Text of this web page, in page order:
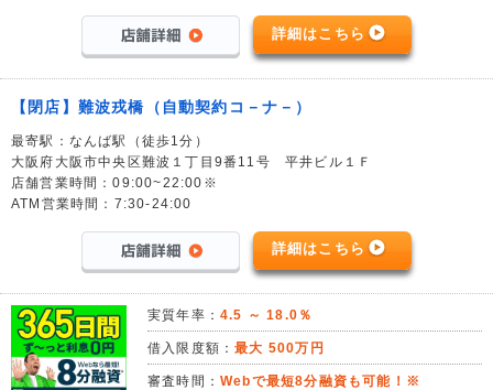
詳細はこちら
【閉店】難波戎橋（自動契約コ－ナ－）
最寄駅：なんば駅（徒歩1分）
大阪府大阪市中央区難波１丁目9番11号 平井ビル１Ｆ
店舗営業時間：09:00~22:00※
ATM営業時間：7:30-24:00
詳細はこちら
実質年率： 4.5 ～ 18.0％
借入限度額：最大 500万円
審査時間： Webで最短8分融資も可能！※